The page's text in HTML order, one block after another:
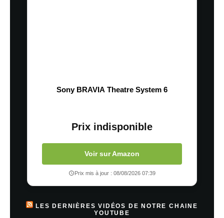
Sony BRAVIA Theatre System 6
Prix indisponible
Voir sur Amazon
Prix mis à jour : 08/08/2026 07:39
LES DERNIÈRES VIDÉOS DE NOTRE CHAINE
YOUTUBE